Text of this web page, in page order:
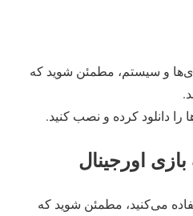
و سیستم، مطمئن شوید که
را دانلود کرده و نصب کنید.
اورجینال
می‌کنید، مطمئن شوید که